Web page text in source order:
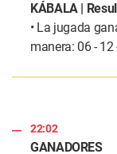
KÁBALA |
• La jugada
manera: 06 - 12
22:02
GANADORES